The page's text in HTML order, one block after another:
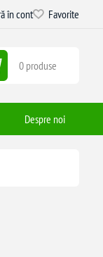
în cont Favorite
0 produse
Despre noi